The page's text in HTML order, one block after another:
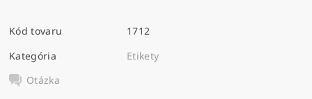
Kód tovaru
1712
Kategória
Etikety
Otázka